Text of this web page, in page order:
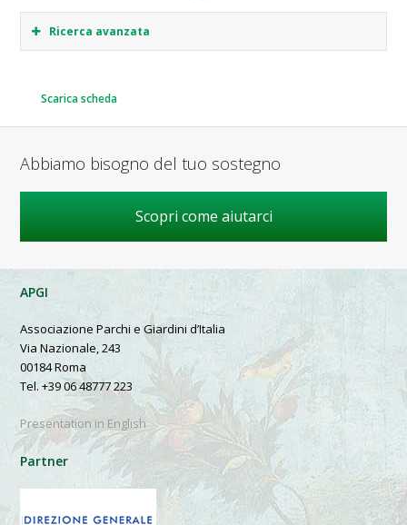
Ricerca avanzata
Scarica scheda
Abbiamo bisogno del tuo sostegno
Scopri come aiutarci
APGI
Associazione Parchi e Giardini d’Italia
Via Nazionale, 243
00184 Roma
Tel. +39 06 48777 223
Presentation in English
Partner